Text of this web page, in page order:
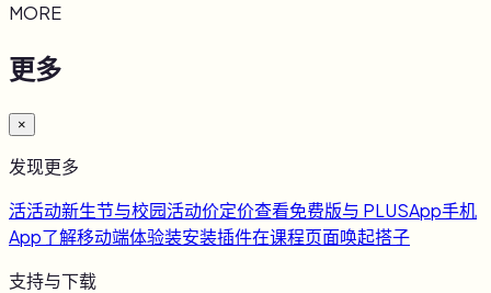
MORE
更多
×
发现更多
活活动新生节与校园活动价定价查看免费版与 PLUSApp手机
App了解移动端体验装安装插件在课程页面唤起搭子
支持与下载